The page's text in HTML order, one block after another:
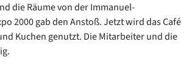
die Räume von der Immanuel-
2000 gab den Anstoß. Jetzt wird das Café
Kuchen genutzt. Die Mitarbeiter und die